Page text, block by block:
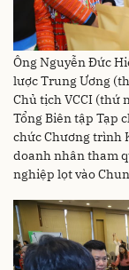
Ông Nguyễn Đức
lược Trung Ương
Chủ tịch VCCI (thứ
Tổng Biên tập Tạp
chức Chương trình
doanh nhân tham
nghiệp lọt vào